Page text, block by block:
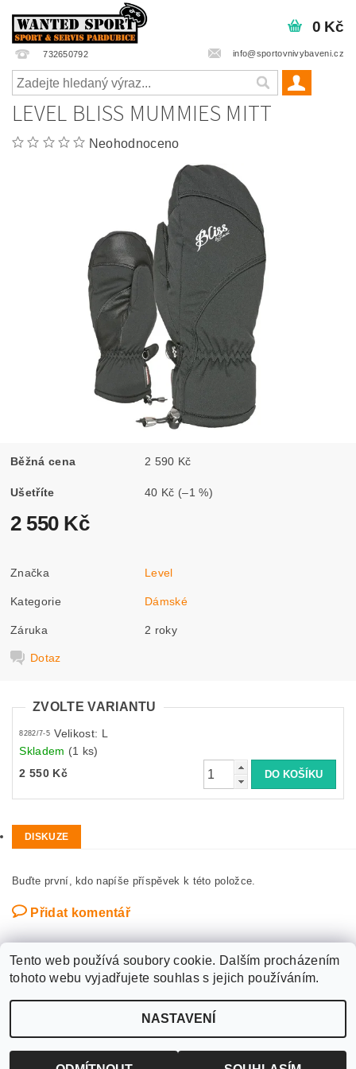
732650792 info@sportovnivybaveni.cz
0 Kč
LEVEL BLISS MUMMIES MITT
Neohodnoceno
Běžná cena 2 590 Kč
Ušetříte 40 Kč (–1 %)
2 550 Kč
Značka Level
Kategorie Dámské
Záruka 2 roky
Dotaz
ZVOLTE VARIANTU
8282/7-5 Velikost: L
Skladem (1 ks)
2 550 Kč
DISKUZE
Buďte první, kdo napíše příspěvek k této položce.
Přidat komentář
WANTED SPORT PARDUBICE , všechna práva vyhrazena
cookies
Tento web používá soubory cookie. Dalším procházením
tohoto webu vyjadřujete souhlas s jejich používáním.
NASTAVENÍ